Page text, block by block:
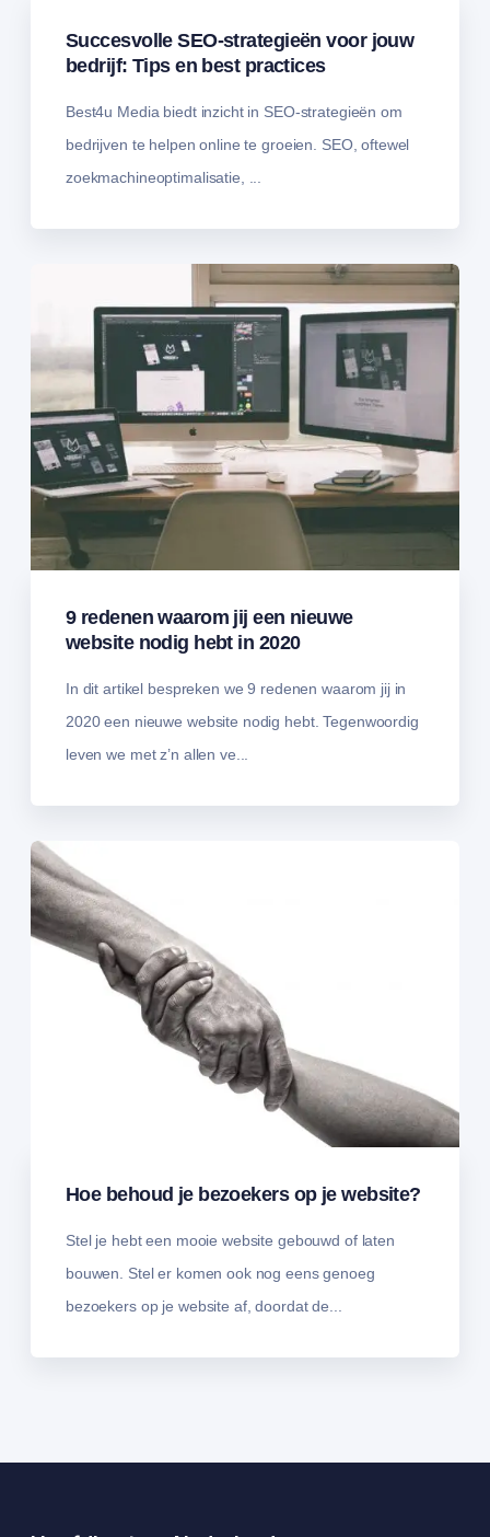
Succesvolle SEO-strategieën voor jouw
bedrijf: Tips en best practices
Best4u Media biedt inzicht in SEO-strategieën om
bedrijven te helpen online te groeien. SEO, oftewel
zoekmachineoptimalisatie, ...
9 redenen waarom jij een nieuwe
website nodig hebt in 2020
In dit artikel bespreken we 9 redenen waarom jij in
2020 een nieuwe website nodig hebt. Tegenwoordig
leven we met z’n allen ve...
Hoe behoud je bezoekers op je website?
Stel je hebt een mooie website gebouwd of laten
bouwen. Stel er komen ook nog eens genoeg
bezoekers op je website af, doordat de...